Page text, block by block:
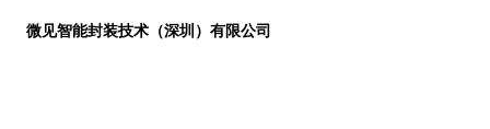
微见智能封装技术（深圳）有限公司